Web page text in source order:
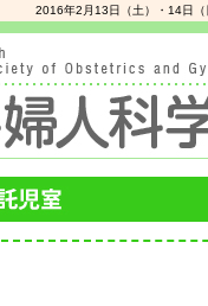
2016年2月13日（土）・14日（